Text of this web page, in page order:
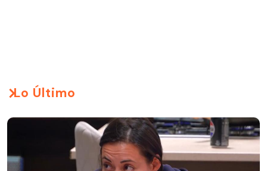
Lo Último